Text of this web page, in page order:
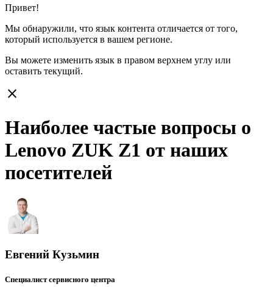
Привет!
Мы обнаружили, что язык контента отличается от того,
который используется в вашем регионе.
Вы можете изменить язык в правом верхнем углу или
оставить текущий.
close
Наиболее частые вопросы о
Lenovo ZUK Z1 от наших
посетителей
Евгений Кузьмин
Специалист сервисного центра